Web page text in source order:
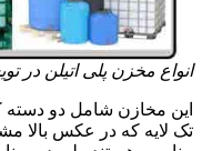
انواع مخزن پلی اتیلن در
این مخازن شامل دو دسته
تک لایه که در عکس بالا